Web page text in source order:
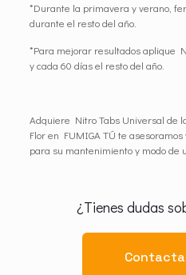
*Durante la primavera y verano,
durante el resto del año.
*Para mejorar resultados aplique
y cada 60 días el resto del año.
Adquiere Nitro Tabs Universal de
Flor en FUMIGA TÚ te
para su mantenimiento y modo de
¿Tienes dudas